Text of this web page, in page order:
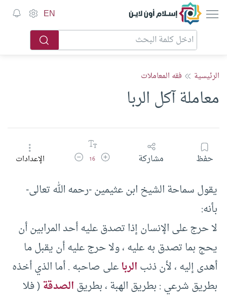
إسلام أون لاين EN
الرئيسية فقه المعاملات
معاملة آكل الربا
حفظ مشاركة زيادة حجم الخط
16 تقليل حجم الخطالإعدادات
يقول سماحة الشيخ ابن عثيمين -رحمه الله تعالى-
بأنه:
لا حرج على الإنسان إذا تصدق عليه أحد المرابين أن
يحج بما تصدق به عليه ، ولا حرج عليه أن يقبل ما
أهدى إليه ، لأن ذنبالرباعلى صاحبه . أما الذي أخذه
بطريق شرعي : بطريق الهبة ، بطريقالصدقة( فلا